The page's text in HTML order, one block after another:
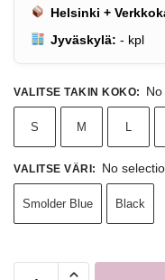
Helsinki +
Jyväskylä: - kpl
VALITSE TAKIN KOKO:
S M L
VALITSE VÄRI: No
Smolder Blue Black